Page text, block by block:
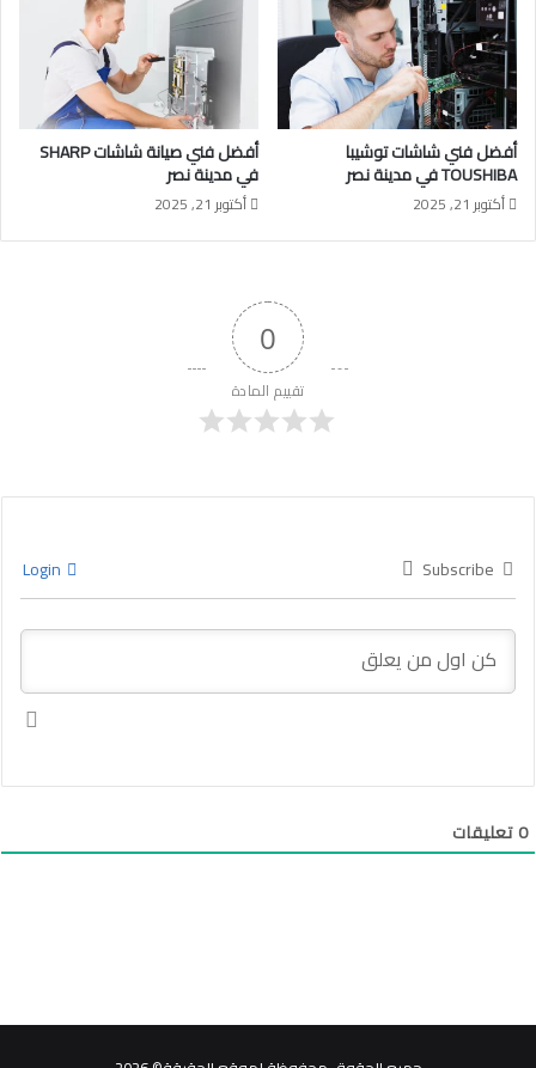
أفضل فني شاشات توشيبا
TOUSHIBA في مدينة نصر
أكتوبر 21, 2025
أفضل فني صيانة شاشات SHARP
في مدينة نصر
أكتوبر 21, 2025
0
تقييم المادة
Subscribe
0تعليقات